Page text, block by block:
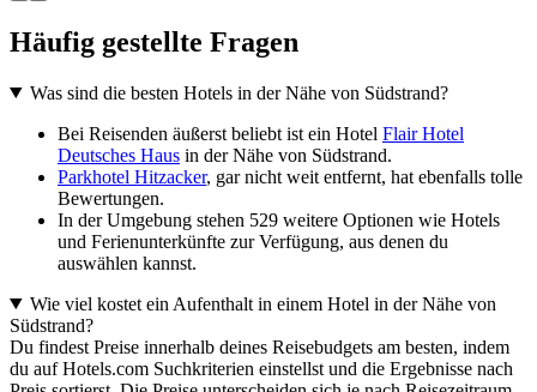
Häufig gestellte Fragen
Was sind die besten Hotels in der Nähe von Südstrand?
Bei Reisenden äußerst beliebt ist ein Hotel Flair Hotel
Deutsches Haus in der Nähe von Südstrand.
Parkhotel Hitzacker, gar nicht weit entfernt, hat ebenfalls tolle
Bewertungen.
In der Umgebung stehen 529 weitere Optionen wie Hotels
und Ferienunterkünfte zur Verfügung, aus denen du
auswählen kannst.
Wie viel kostet ein Aufenthalt in einem Hotel in der Nähe von
Südstrand?
Du findest Preise innerhalb deines Reisebudgets am besten, indem
du auf Hotels.com Suchkriterien einstellst und die Ergebnisse nach